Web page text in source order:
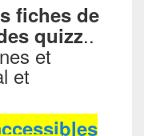
fiches de
quizz..
et
et